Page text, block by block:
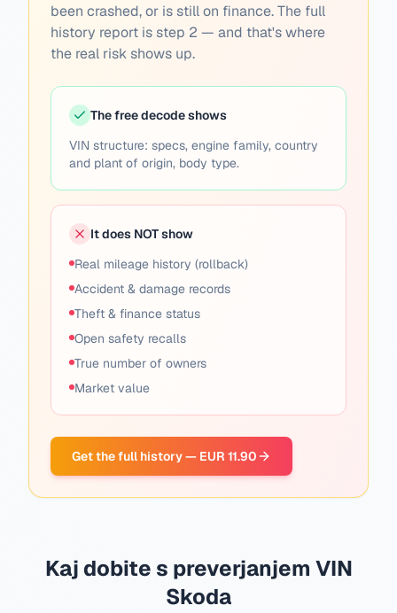
been crashed, or is still on finance. The full
history report is step 2 — and that's where
the real risk shows up.
The free decode shows
VIN structure: specs, engine family, country
and plant of origin, body type.
It does NOT show
Real mileage history (rollback)
Accident & damage records
Theft & finance status
Open safety recalls
True number of owners
Market value
Get the full history — EUR 11.90
Kaj dobite s preverjanjem VIN
Skoda